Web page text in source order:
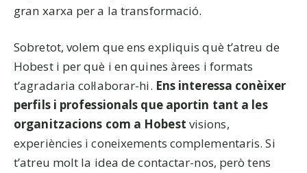
gran xarxa per a la transformació.
Sobretot, volem que ens expliquis què t’atreu de
Hobest i per què i en quines àrees i formats
t’agradaria col·laborar-hi. Ens interessa conèixer
perfils i professionals que aportin tant a les
organitzacions com a Hobest visions,
experiències i coneixements complementaris. Si
t’atreu molt la idea de contactar-nos, però tens